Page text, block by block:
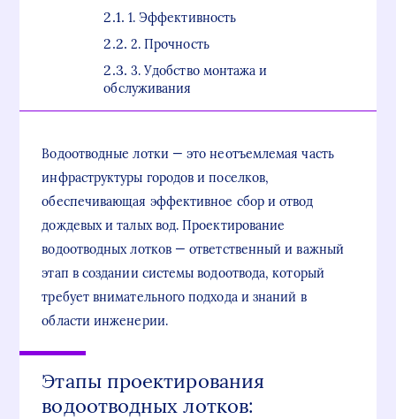
1. Эффективность
2. Прочность
3. Удобство монтажа и
обслуживания
Водоотводные лотки — это неотъемлемая часть
инфраструктуры городов и поселков,
обеспечивающая эффективное сбор и отвод
дождевых и талых вод. Проектирование
водоотводных лотков — ответственный и важный
этап в создании системы водоотвода, который
требует внимательного подхода и знаний в
области инженерии.
Этапы проектирования
водоотводных лотков: